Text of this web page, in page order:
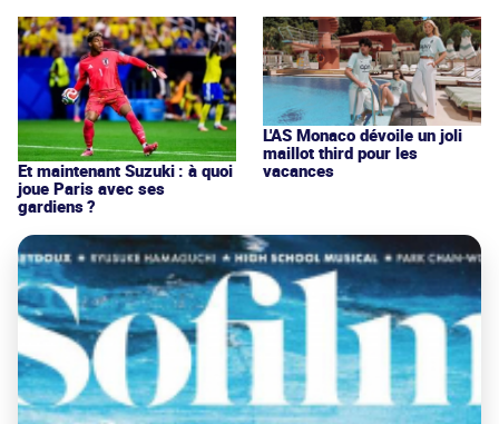
Et maintenant Suzuki : à quoi
joue Paris avec ses
gardiens ?
L'AS Monaco dévoile un joli
maillot third pour les
vacances